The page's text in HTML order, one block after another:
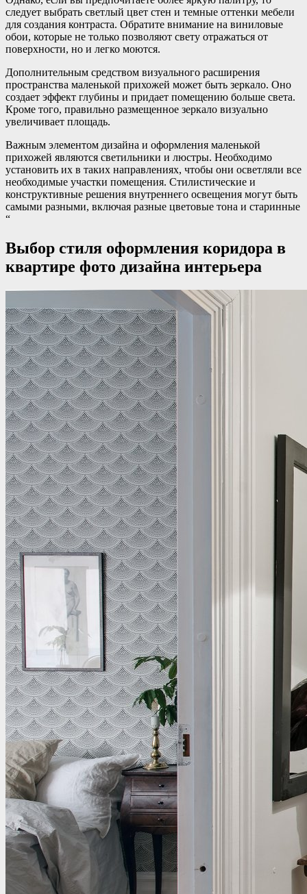
следует выбрать светлый цвет стен и темные оттенки мебели
для создания контраста. Обратите внимание на виниловые
обои, которые не только позволяют свету отражаться от
поверхности, но и легко моются.
Дополнительным средством визуального расширения
пространства маленькой прихожей может быть зеркало. Оно
создает эффект глубины и придает помещению больше света.
Кроме того, правильно размещенное зеркало визуально
увеличивает площадь.
Важным элементом дизайна и оформления маленькой
прихожей являются светильники и люстры. Необходимо
установить их в таких направлениях, чтобы они осветляли все
необходимые участки помещения. Стилистические и
конструктивные решения внутреннего освещения могут быть
самыми разными, включая разные цветовые тона и старинные
“
Выбор стиля оформления коридора в
квартире фото дизайна интерьера